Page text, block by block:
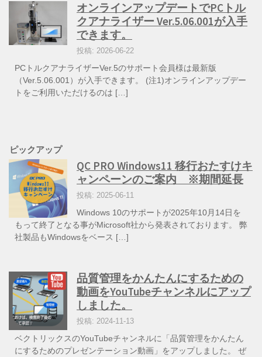
オンラインアップデートでPCトル
クアナライザー Ver.5.06.001が入手
できます。
投稿: 2026-06-22
PCトルクアナライザーVer.5のサポート会員様は最新版
（Ver.5.06.001）が入手できます。 (注1)オンラインアップデー
トをご利用いただけるのは […]
ピックアップ
QC PRO Windows11 移行おたすけキ
ャンペーンのご案内 ※期間延長
投稿: 2025-06-11
Windows 10のサポートが2025年10月14日を
もって終了となる事がMicrosoft社から発表されております。 弊
社製品もWindowsをベース […]
品質管理をかんたんにするための
動画をYouTubeチャンネルにアップ
しました。
投稿: 2024-11-13
ベクトリックスのYouTubeチャンネルに「品質管理をかんたん
にするためのプレゼンテーション動画」をアップしました。 ぜ